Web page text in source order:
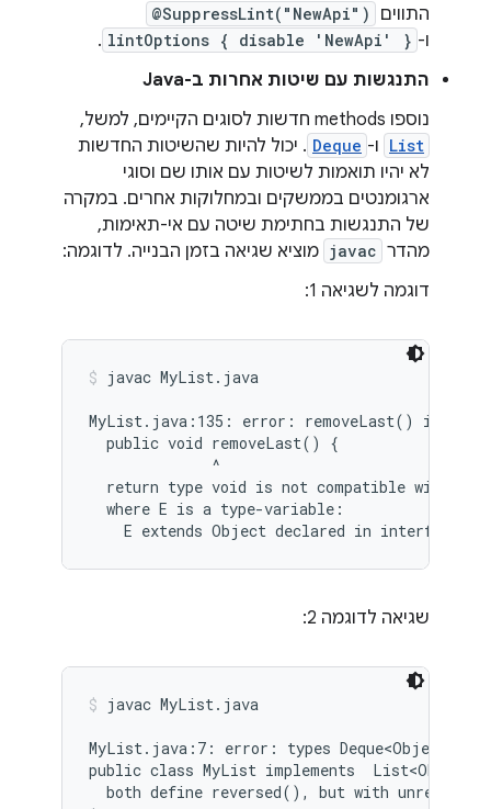
התווים
@SuppressLint("NewApi")
ו- lintOptions { disable 'NewApi' }
.
התנגשות עם שיטות אחרות ב-Java
נוספו methods חדשות לסוגים הקיימים, למשל,
List ו- Deque . יכול להיות שהשיטות החדשות
לא יהיו תואמות לשיטות עם אותו שם וסוגי
ארגומנטים בממשקים ובמחלוקות אחרים. במקרה
של התנגשות בחתימת שיטה עם אי-תאימות,
מהדר javac מוציא שגיאה בזמן הבנייה. לדוגמה:
דוגמה לשגיאה 1:
javac MyList.java
MyList.java:135: error: removeLast() in
  public void removeLast() {
              ^
return type void is not compatible with
  where E is a type-variable:
שגיאה לדוגמה 2:
javac MyList.java
MyList.java:7: error: types Deque<Object>
public class MyList implements  List<Object>,
both define reversed(), but with unrelated